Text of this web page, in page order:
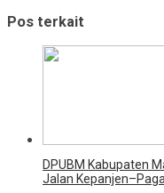
Pos terkait
DPUBM Kabupaten
Jalan